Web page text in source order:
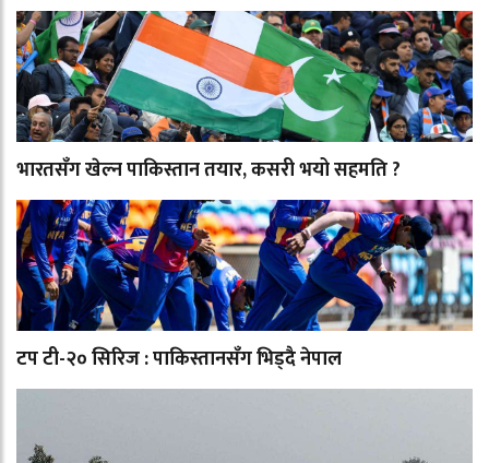
भारतसँग खेल्न पाकिस्तान तयार, कसरी भयो सहमति ?
टप टी-२० सिरिज : पाकिस्तानसँग भिड्दै नेपाल